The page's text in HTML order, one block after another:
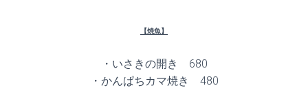
【焼魚】
・いさきの開き 680
・かんぱちカマ焼き 480